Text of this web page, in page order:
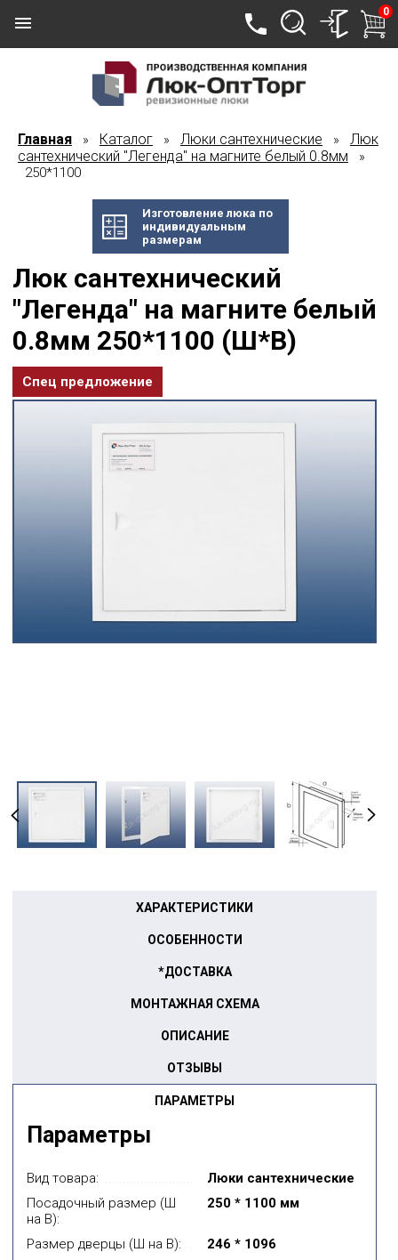
0
Главная » Каталог » Люки сантехнические » Люк
сантехнический "Легенда" на магните белый 0.8мм »
250*1100
Изготовление люка по
индивидуальным
размерам
Люк сантехнический
"Легенда" на магните белый
0.8мм 250*1100 (Ш*В)
Спец предложение
ПАРАМЕТРЫ
ХАРАКТЕРИСТИКИ
ОСОБЕННОСТИ
*ДОСТАВКА
МОНТАЖНАЯ СХЕМА
ОПИСАНИЕ
ОТЗЫВЫ
Параметры
Вид товара:
Люки сантехнические
Посадочный размер (Ш
на В):
250 * 1100 мм
Размер дверцы (Ш на В):
246 * 1096